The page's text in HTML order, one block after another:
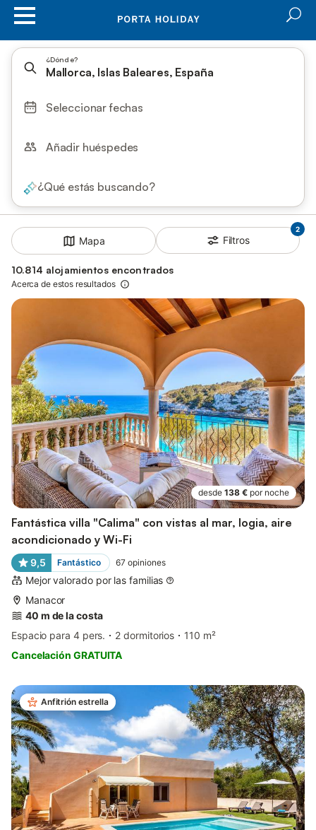
¿Dónde?
Mallorca, Islas Baleares, España
Seleccionar fechas
Añadir huéspedes
¿Qué estás buscando?
Mapa
2
Filtros
10.814 alojamientos encontrados
Acerca de estos resultados
desde 138 € por noche
Fantástica villa "Calima" con vistas al mar, logia, aire
acondicionado y Wi-Fi
9,5 Fantástico 67 opiniones
Mejor valorado por las familias
Manacor
40 m de la costa
Espacio para 4 pers.
2 dormitorios
110 m²
Cancelación GRATUITA
Anfitrión estrella